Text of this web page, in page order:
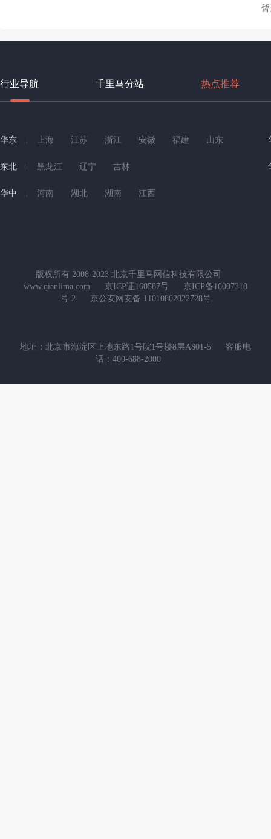
行业导航 千里马分站 热点推荐
华东 上海 江苏 浙江 安徽 福建 山东
东北 黑龙江 辽宁 吉林
华中 河南 湖北 湖南 江西
版权所有 2008-2023 北京千里马网信科技有限公司
www.qianlima.com
京ICP证160587号
京ICP备16007318
号-2
京公安网安备 11010802022728号
地址：北京市海淀区上地东路1号院1号楼8层A801-5
客服电
话：400-688-2000